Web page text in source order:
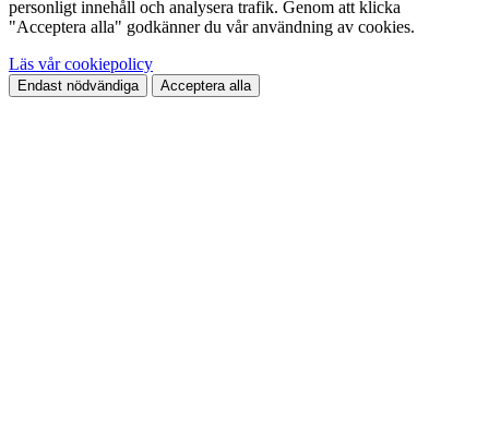
personligt innehåll och analysera trafik. Genom att klicka
"Acceptera alla" godkänner du vår användning av cookies.
Läs vår cookiepolicy
Endast nödvändiga Acceptera alla